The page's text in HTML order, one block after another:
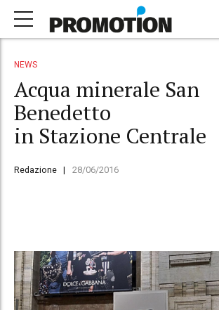
NEWS
Acqua minerale San
Benedetto
in Stazione Centrale
Redazione 28/06/2016